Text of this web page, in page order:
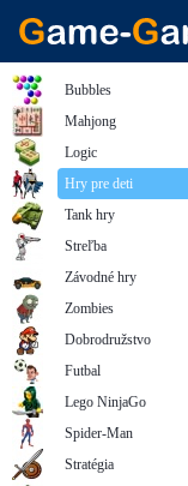
Bubbles
Mahjong
Logic
Hry pre deti
Tank hry
Streľba
Závodné hry
Zombies
Dobrodružstvo
Futbal
Lego NinjaGo
Spider-Man
Stratégia